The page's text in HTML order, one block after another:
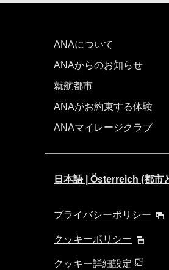
ANAについて
ANAからのお知らせ
就航都市
ANAがお約束する体験
ANAマイレージクラブ
日本語 | Österreich (都市
プライバシーポリシー
クッキーポリシー
クッキー詳細設定